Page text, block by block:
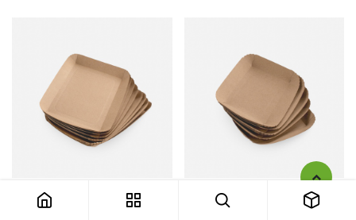
Bandeja N°5 Liner 350
reforzadas sin bolsa
Bandeja N°2 Liner 400
reforzadas sin bolsa